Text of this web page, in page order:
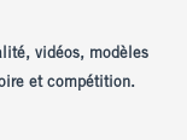
vidéos, modèles
et compétition.